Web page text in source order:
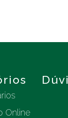
Online